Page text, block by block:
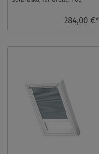
Schiene, io-homecontr ...284,00 €*